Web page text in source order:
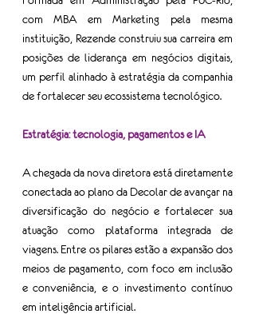
com MBA em Marketing pela mesma
instituição, Rezende construiu sua carreira em
posições de liderança em negócios digitais,
um perfil alinhado à estratégia da companhia
de fortalecer seu ecossistema tecnológico.
Estratégia: tecnologia, pagamentos e IA
A chegada da nova diretora está diretamente
conectada ao plano da Decolar de avançar na
diversificação do negócio e fortalecer sua
atuação como plataforma integrada de
viagens. Entre os pilares estão a expansão dos
meios de pagamento, com foco em inclusão
e conveniência, e o investimento contínuo
em inteligência artificial.